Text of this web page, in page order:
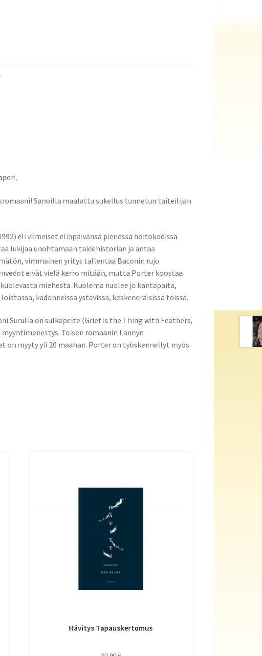
Sanoilla maalattu sukellus tunnetun taiteilijan
eli viimeiset elinpäivänsä pienessä hoitokodissa
lukijaa unohtamaan taidehistorian ja antaa
vimmainen yritys tallentaa Baconin rujo
eivät vielä kerro mitään, mutta Porter koostaa
miehestä. Kuolema nuolee jo kantapäitä,
kadonneissa ystävissä, keskeneräisissä töissä.
Surulla on sulkapeite (Grief is the Thing with Feathers,
Toisen romaanin Lannyn
on myyty yli 20 maahan. Porter on työskennellyt myös
Hävitys Tapauskertomus